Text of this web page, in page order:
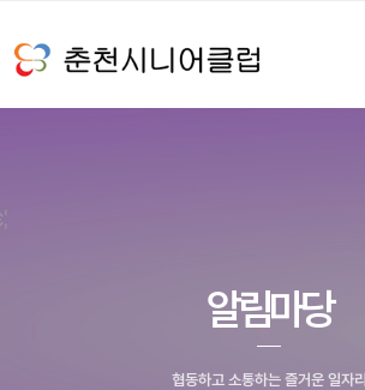
알림마당
협동하고 소통하는 즐거운 일자리